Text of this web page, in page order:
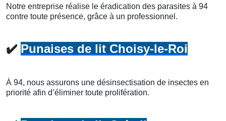
Notre entreprise réalise le éradication des parasites à 94
contre toute présence, grâce à un professionnel.
✔️ Punaises de lit Choisy-le-Roi
À 94, nous assurons une désinsectisation de insectes en
priorité afin d’éliminer toute prolifération.